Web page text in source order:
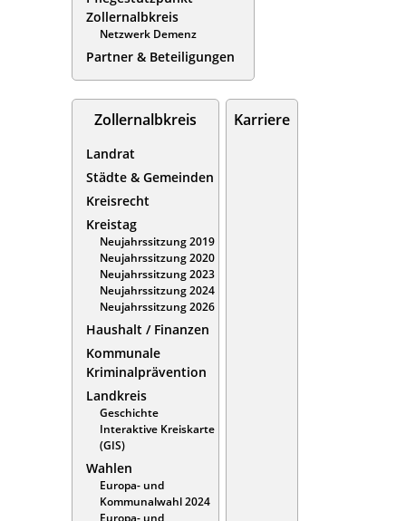
Zollernalbkreis
Netzwerk Demenz
Partner & Beteiligungen
Zollernalbkreis
Landrat
Städte & Gemeinden
Kreisrecht
Kreistag
Neujahrssitzung 2019
Neujahrssitzung 2020
Neujahrssitzung 2023
Neujahrssitzung 2024
Neujahrssitzung 2026
Haushalt / Finanzen
Kommunale
Kriminalprävention
Landkreis
Geschichte
Interaktive Kreiskarte
(GIS)
Wahlen
Europa- und
Kommunalwahl 2024
Europa- und
Karriere